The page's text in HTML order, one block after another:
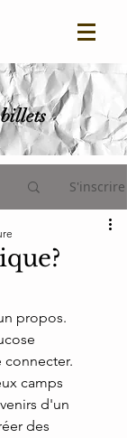
S'inscrire
propos.
connecter.
camps
d'un
des